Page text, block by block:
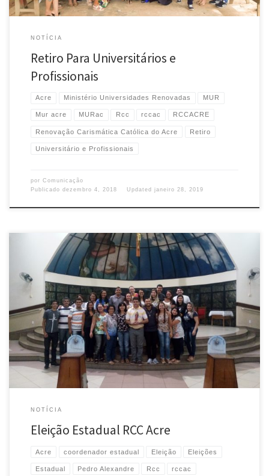
NOTÍCIA
Retiro Para Universitários e
Profissionais
Acre Ministério Universidades Renovadas MUR
Mur acre MURac Rcc rccac RCCACRE
Renovação Carismática Católica do Acre Retiro
Universitário e Profissionais
por Comunicação
Publicado dezembro 4, 2018 Updated janeiro 28, 2019
No dia 24 de novembro a Renovação Carismática Católica do Acre, através
de seus conselheiros e coordenadores estaduais, se reuniu no auditório da
Paróquia Santa Inês para a eleição da presidência para o biênio 2019-2020.
O procedimento foi presidido pela Coordenadora Estadual da RCC
Rondônia, Joana Silva Lauriano e, após […]
NOTÍCIA
Eleição Estadual RCC Acre
Acre coordenador estadual Eleição Eleições
Estadual Pedro Alexandre Rcc rccac